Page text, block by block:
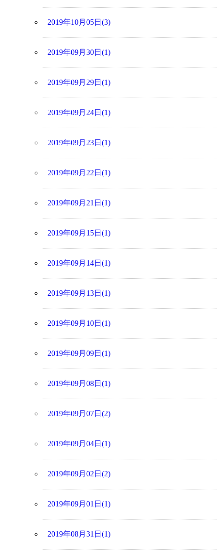
2019年10月05日(3)
2019年09月30日(1)
2019年09月29日(1)
2019年09月24日(1)
2019年09月23日(1)
2019年09月22日(1)
2019年09月21日(1)
2019年09月15日(1)
2019年09月14日(1)
2019年09月13日(1)
2019年09月10日(1)
2019年09月09日(1)
2019年09月08日(1)
2019年09月07日(2)
2019年09月04日(1)
2019年09月02日(2)
2019年09月01日(1)
2019年08月31日(1)